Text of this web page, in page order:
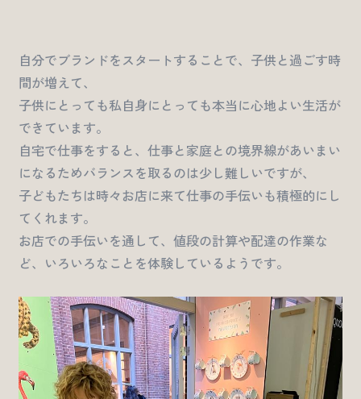
自分でブランドをスタートすることで、子供と過ごす時
間が増えて、
子供にとっても私自身にとっても本当に心地よい生活が
できています。
自宅で仕事をすると、仕事と家庭との境界線があいまい
になるためバランスを取るのは少し難しいですが、
子どもたちは時々お店に来て仕事の手伝いも積極的にし
てくれます。
お店での手伝いを通して、値段の計算や配達の作業な
ど、いろいろなことを体験しているようです。